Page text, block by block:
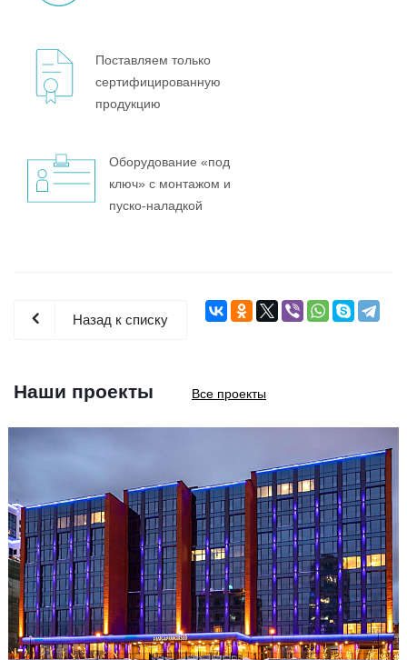
Поставляем только
сертифицированную
продукцию
Оборудование «под
ключ» с монтажом и
пуско-наладкой
Назад к списку
Наши проекты Все проекты